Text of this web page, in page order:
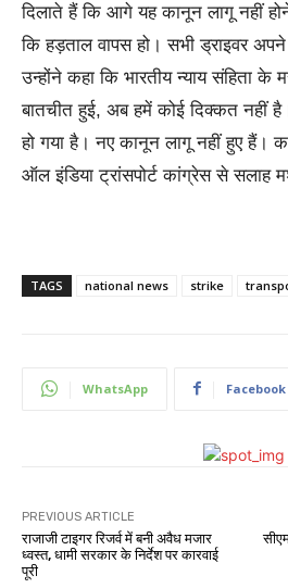
दिलाते हैं कि आगे यह कानून लागू नहीं
कि हड़ताल वापस हो। सभी ड्राइवर अपने
उन्होंने कहा कि भारतीय न्याय संहिता के
बातचीत हुई, अब हमें कोई दिक्कत नहीं
हो गया है। नए कानून लागू नहीं हुए हैं।
ऑल इंडिया ट्रांसपोर्ट कांग्रेस से सलाह
TAGS national news strike
WhatsApp Facebook
PREVIOUS ARTICLE
राजाजी टाइगर रिजर्व में बनी अवैध मजार
ध्वस्त, धामी सरकार के निर्देश पर कारवाई
पूरी